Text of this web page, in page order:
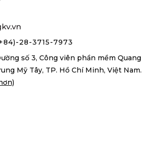
28-3715-7973
số 3, Công viên phần mềm Quang
Mỹ Tây, TP. Hồ Chí Minh, Việt Nam.